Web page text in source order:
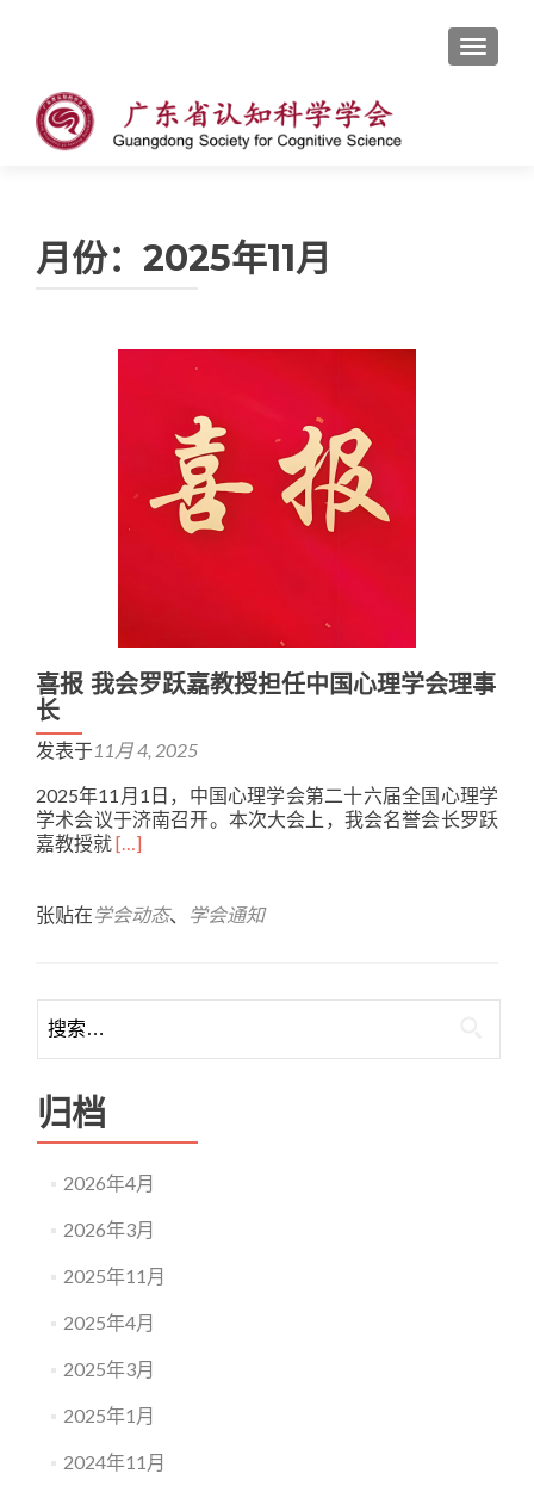
切换导
月份：2025年11月
喜报 我会罗跃嘉教授担任中国心理学会理事
长
发表于11月 4, 2025
2025年11月1日，中国心理学会第二十六届全国心理学
学术会议于济南召开。本次大会上，我会名誉会长罗跃
嘉教授就Read
喜
罗
嘉
任
中
国
心
理
学
理
长
[…]
张贴在学会动态、 学会通知
归档
2026年4月
2026年3月
2025年11月
2025年4月
2025年3月
2025年1月
2024年11月